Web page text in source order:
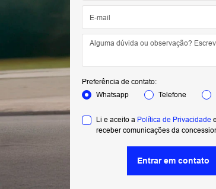
Preferência de contato:
Whatsapp
Telefone
Li e aceito a Política de Privacidade
receber comunicações da
Entrar em contato